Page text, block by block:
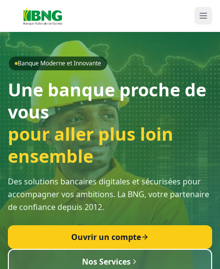
Banque Moderne et Innovante
Une banque proche de
vous
pour aller plus loin
ensemble
Des solutions bancaires digitales et sécurisées pour
accompagner vos ambitions. La BNG, votre partenaire
de confiance depuis 2012.
Ouvrir un compte
Nos Services